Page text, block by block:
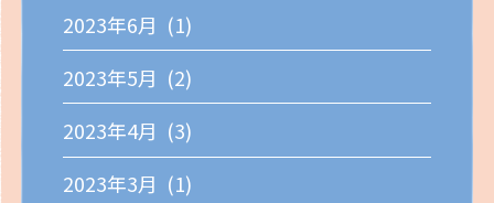
2023年6月 (1)
2023年5月 (2)
2023年4月 (3)
2023年3月 (1)